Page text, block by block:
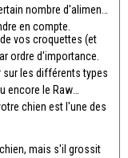
nombre d'aliment
en compte.
vos croquettes (et
ordre d'importance.
sur les différents types
encore le Raw
chien est l'une des
mais s'il grossit